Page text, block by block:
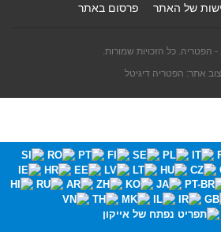
של האתר
פרסום באתר
אתר: הפטריה דיגיטל